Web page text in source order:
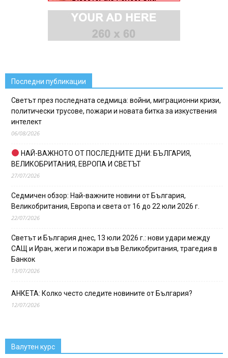
Последни публикации
Светът през последната седмица: войни, миграционни кризи,
политически трусове, пожари и новата битка за изкуствения
интелект
06/08/2026
НАЙ-ВАЖНОТО ОТ ПОСЛЕДНИТЕ ДНИ: БЪЛГАРИЯ,
ВЕЛИКОБРИТАНИЯ, ЕВРОПА И СВЕТЪТ
27/07/2026
Седмичен обзор: Най-важните новини от България,
Великобритания, Европа и света от 16 до 22 юли 2026 г.
22/07/2026
Светът и България днес, 13 юли 2026 г.: нови удари между
САЩ и Иран, жеги и пожари във Великобритания, трагедия в
Банкок
13/07/2026
АНКЕТА: Колко често следите новините от България?
12/07/2026
Валутен курс